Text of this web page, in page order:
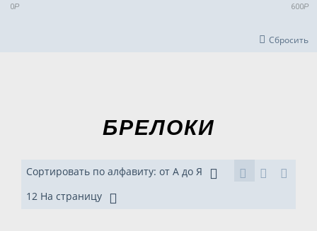
0Р 600Р
Сбросить
БРЕЛОКИ
Сортировать по алфавиту: от А до Я
12 На страницу